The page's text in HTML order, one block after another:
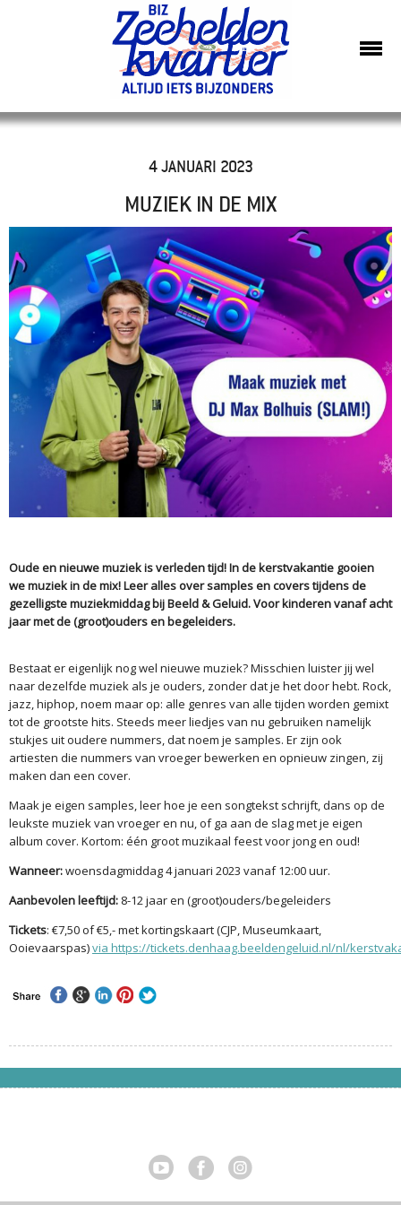
4 JANUARI 2023
MUZIEK IN DE MIX
Oude en nieuwe muziek is verleden tijd! In de kerstvakantie gooien
we muziek in de mix! Leer alles over samples en covers tijdens de
gezelligste muziekmiddag bij Beeld & Geluid. Voor kinderen vanaf acht
jaar met de (groot)ouders en begeleiders.
Bestaat er eigenlijk nog wel nieuwe muziek? Misschien luister jij wel
naar dezelfde muziek als je ouders, zonder dat je het door hebt. Rock,
jazz, hiphop, noem maar op: alle genres van alle tijden worden gemixt
tot de grootste hits. Steeds meer liedjes van nu gebruiken namelijk
stukjes uit oudere nummers, dat noem je samples. Er zijn ook
artiesten die nummers van vroeger bewerken en opnieuw zingen, zij
maken dan een cover.
Maak je eigen samples, leer hoe je een songtekst schrijft, dans op de
leukste muziek van vroeger en nu, of ga aan de slag met je eigen
album cover. Kortom: één groot muzikaal feest voor jong en oud!
Wanneer:woensdagmiddag 4 januari 2023 vanaf 12:00 uur.
Aanbevolen leeftijd: 8-12 jaar en (groot)ouders/begeleiders
Tickets: €7,50 of €5,- met kortingskaart (CJP, Museumkaart,
Ooievaarspas)via https://tickets.denhaag.beeldengeluid.nl/nl/